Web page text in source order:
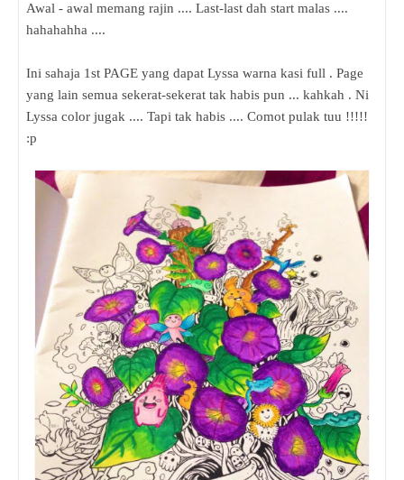
Awal - awal memang rajin .... Last-last dah start malas ....
hahahahha ....
Ini sahaja 1st PAGE yang dapat Lyssa warna kasi full . Page
yang lain semua sekerat-sekerat tak habis pun ... kahkah . Ni
Lyssa color jugak .... Tapi tak habis .... Comot pulak tuu !!!!!
:p